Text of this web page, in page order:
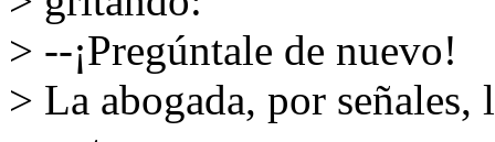
> --¡Pregúntale de nuevo!
> La abogada, por